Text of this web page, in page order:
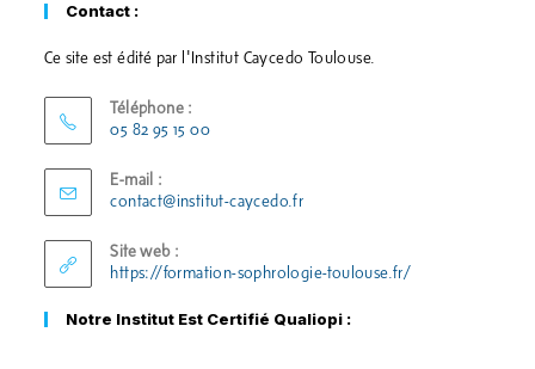
Contact :
Ce site est édité par l'Institut Caycedo Toulouse.
Téléphone :
05 82 95 15 00
E-mail :
contact@institut-caycedo.fr
Site web :
https://formation-sophrologie-toulouse.fr/
Notre Institut Est Certifié Qualiopi :